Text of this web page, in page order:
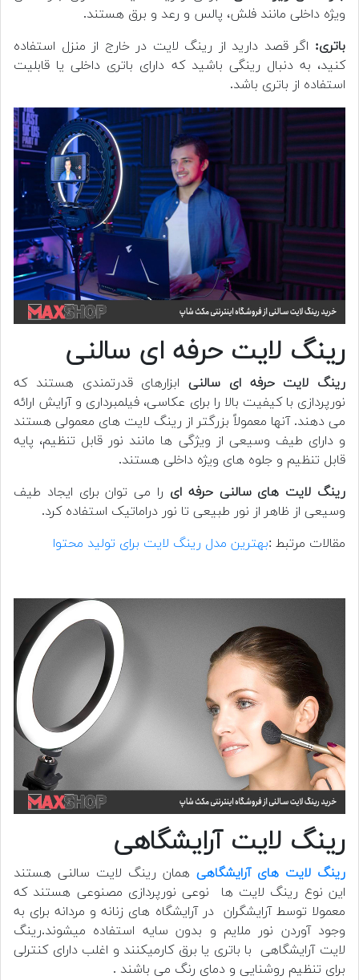
ویژه داخلی مانند فلش، پالس و رعد و برق هستند.
باتری: اگر قصد دارید از رینگ لایت در خارج از منزل استفاده
کنید، به دنبال رینگی باشید که دارای باتری داخلی یا قابلیت
استفاده از باتری باشد.
رینگ لایت حرفه ای سالنی
رینگ لایت حرفه ای سالنی ابزارهای قدرتمندی هستند که
نورپردازی با کیفیت بالا را برای عکاسی، فیلمبرداری و آرایش ارائه
می دهند. آنها معمولاً بزرگتر از رینگ لایت های معمولی هستند
و دارای طیف وسیعی از ویژگی ها مانند نور قابل تنظیم، پایه
قابل تنظیم و جلوه های ویژه داخلی هستند.
رینگ لایت های سالنی حرفه ای را می توان برای ایجاد طیف
وسیعی از ظاهر از نور طبیعی تا نور دراماتیک استفاده کرد.
مقالات مرتبط :بهترین مدل رینگ لایت برای تولید محتوا
رینگ لایت آرایشگاهی
رینگ لایت های آرایشگاهی همان رینگ لایت سالنی هستند
این نوع رینگ لایت ها نوعی نورپردازی مصنوعی هستند که
معمولا توسط آرایشگران در آرایشگاه های زنانه و مردانه برای به
وجود آوردن نور ملایم و بدون سایه استفاده میشوند.رینگ
لایت آرایشگاهی با باتری یا برق کارمیکنند و اغلب دارای کنترلی
برای تنظیم روشنایی و دمای رنگ می باشند .